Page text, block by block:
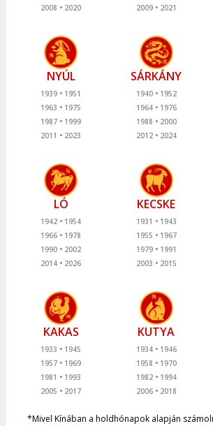
2008
2020
2009
2021
NYÚL
1939
1951
1963
1975
1987
1999
2011
2023
SÁRKÁNY
1940
1952
1964
1976
1988
2000
2012
2024
LÓ
1942
1954
1966
1978
1990
2002
2014
2026
KECSKE
1931
1943
1955
1967
1979
1991
2003
2015
KAKAS
1933
1945
1957
1969
1981
1993
2005
2017
KUTYA
1934
1946
1958
1970
1982
1994
2006
2018
*Mivel Kínában a holdhónapok alapján